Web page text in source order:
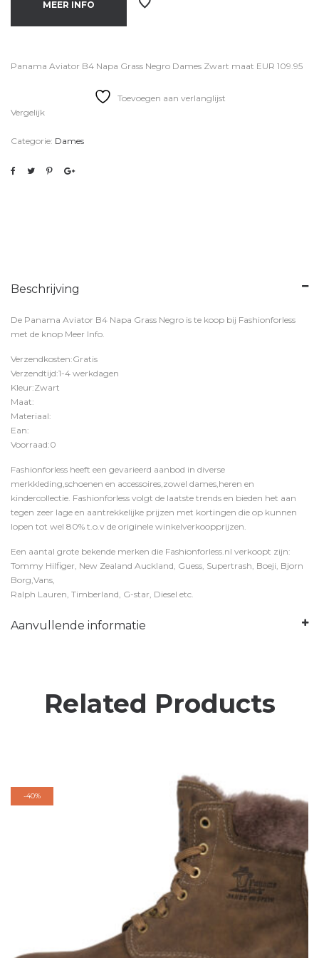
MEER INFO
Panama Aviator B4 Napa Grass Negro Dames Zwart maat EUR 109.95
Toevoegen aan verlanglijst
Vergelijk
Categorie: Dames
Beschrijving
De Panama Aviator B4 Napa Grass Negro is te koop bij Fashionforless
met de knop Meer Info
Verzendkosten:Gratis
Verzendtijd:1-4 werkdagen
Kleur:Zwart
Maat:
Materiaal:
Ean:
Voorraad:0
Fashionforless heeft een gevarieerd aanbod in diverse
merkkleding,schoenen en accessoires,zowel dames,heren en
kindercollectie. Fashionforless volgt de laatste trends en bieden het aan
tegen zeer lage en aantrekkelijke prijzen met kortingen die op kunnen
lopen tot wel 80% t.o.v de originele winkelverkoopprijzen.
Een aantal grote bekende merken die Fashionforless.nl verkoopt zijn:
Tommy Hilfiger, New Zealand Auckland, Guess, Supertrash, Boeji, Bjorn
Borg,Vans,
Ralph Lauren, Timberland, G-star, Diesel etc.
Aanvullende informatie
Related Products
-40%